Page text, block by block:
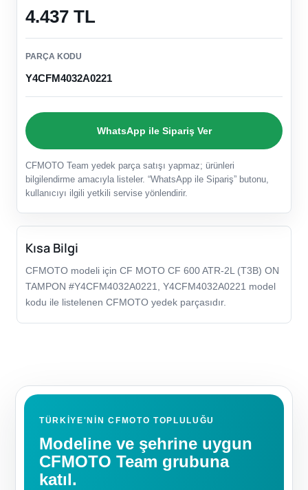
4.437 TL
PARÇA KODU
Y4CFM4032A0221
WhatsApp ile Sipariş Ver
CFMOTO Team yedek parça satışı yapmaz; ürünleri
bilgilendirme amacıyla listeler. “WhatsApp ile Sipariş” butonu,
kullanıcıyı ilgili yetkili servise yönlendirir.
Kısa Bilgi
CFMOTO modeli için CF MOTO CF 600 ATR-2L (T3B) ON
TAMPON #Y4CFM4032A0221, Y4CFM4032A0221 model
kodu ile listelenen CFMOTO yedek parçasıdır.
TÜRKIYE'NIN CFMOTO TOPLULUĞU
Modeline ve şehrine uygun
CFMOTO Team grubuna
katıl.